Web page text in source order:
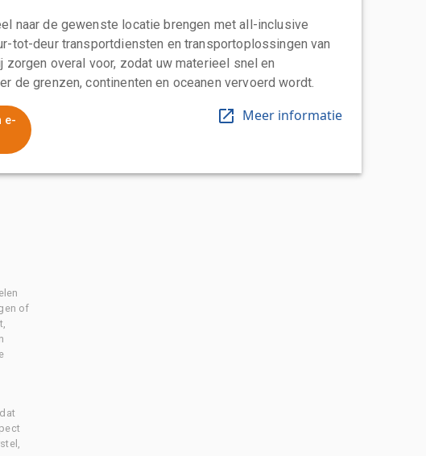
naar de gewenste locatie brengen met all-inclusive
tot-deur transportdiensten en transportoplossingen van
zorgen overal voor, zodat uw materieel snel en
de grenzen, continenten en oceanen vervoerd wordt.
e-
Meer informatie
of